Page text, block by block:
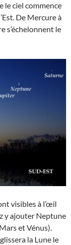
le ciel commence
De Mercure à
s’échelonnent le
visibles à l’œil
y ajouter Neptune
et Vénus).
la Lune le